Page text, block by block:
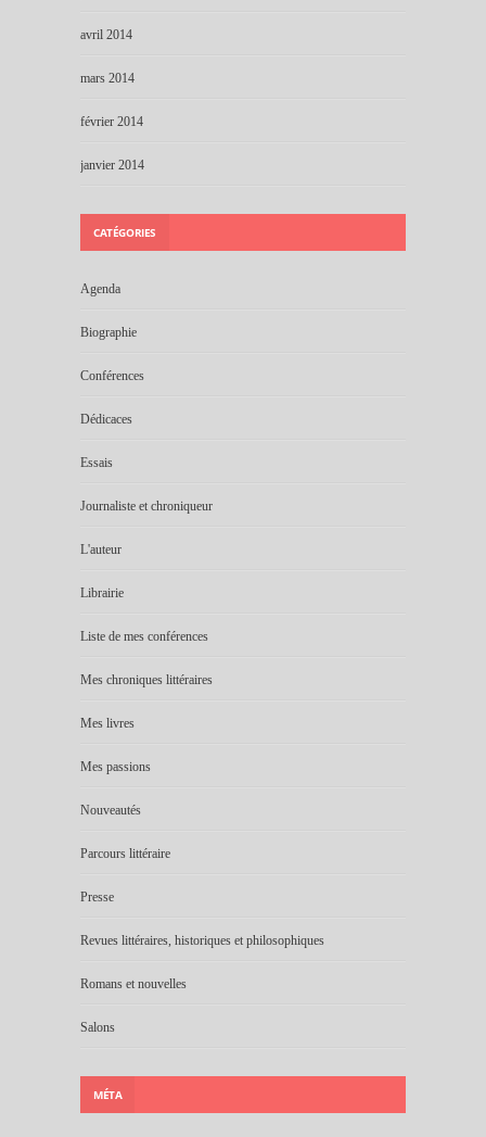
avril 2014
mars 2014
février 2014
janvier 2014
CATÉGORIES
Agenda
Biographie
Conférences
Dédicaces
Essais
Journaliste et chroniqueur
L'auteur
Librairie
Liste de mes conférences
Mes chroniques littéraires
Mes livres
Mes passions
Nouveautés
Parcours littéraire
Presse
Revues littéraires, historiques et philosophiques
Romans et nouvelles
Salons
MÉTA